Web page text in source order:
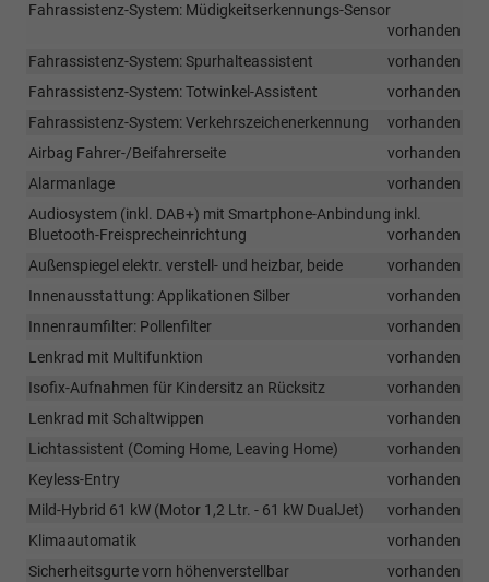
Fahrassistenz-System: Müdigkeitserkennungs-Sensor
vorhanden
Fahrassistenz-System: Spurhalteassistent
vorhanden
Fahrassistenz-System: Totwinkel-Assistent
vorhanden
Fahrassistenz-System: Verkehrszeichenerkennung
vorhanden
Airbag Fahrer-/Beifahrerseite
vorhanden
Alarmanlage
vorhanden
Audiosystem (inkl. DAB+) mit Smartphone-Anbindung inkl.
Bluetooth-Freisprecheinrichtung
vorhanden
Außenspiegel elektr. verstell- und heizbar, beide
vorhanden
Innenausstattung: Applikationen Silber
vorhanden
Innenraumfilter: Pollenfilter
vorhanden
Lenkrad mit Multifunktion
vorhanden
Isofix-Aufnahmen für Kindersitz an Rücksitz
vorhanden
Lenkrad mit Schaltwippen
vorhanden
Lichtassistent (Coming Home, Leaving Home)
vorhanden
Keyless-Entry
vorhanden
Mild-Hybrid 61 kW (Motor 1,2 Ltr. - 61 kW DualJet)
vorhanden
Klimaautomatik
vorhanden
Sicherheitsgurte vorn höhenverstellbar
vorhanden